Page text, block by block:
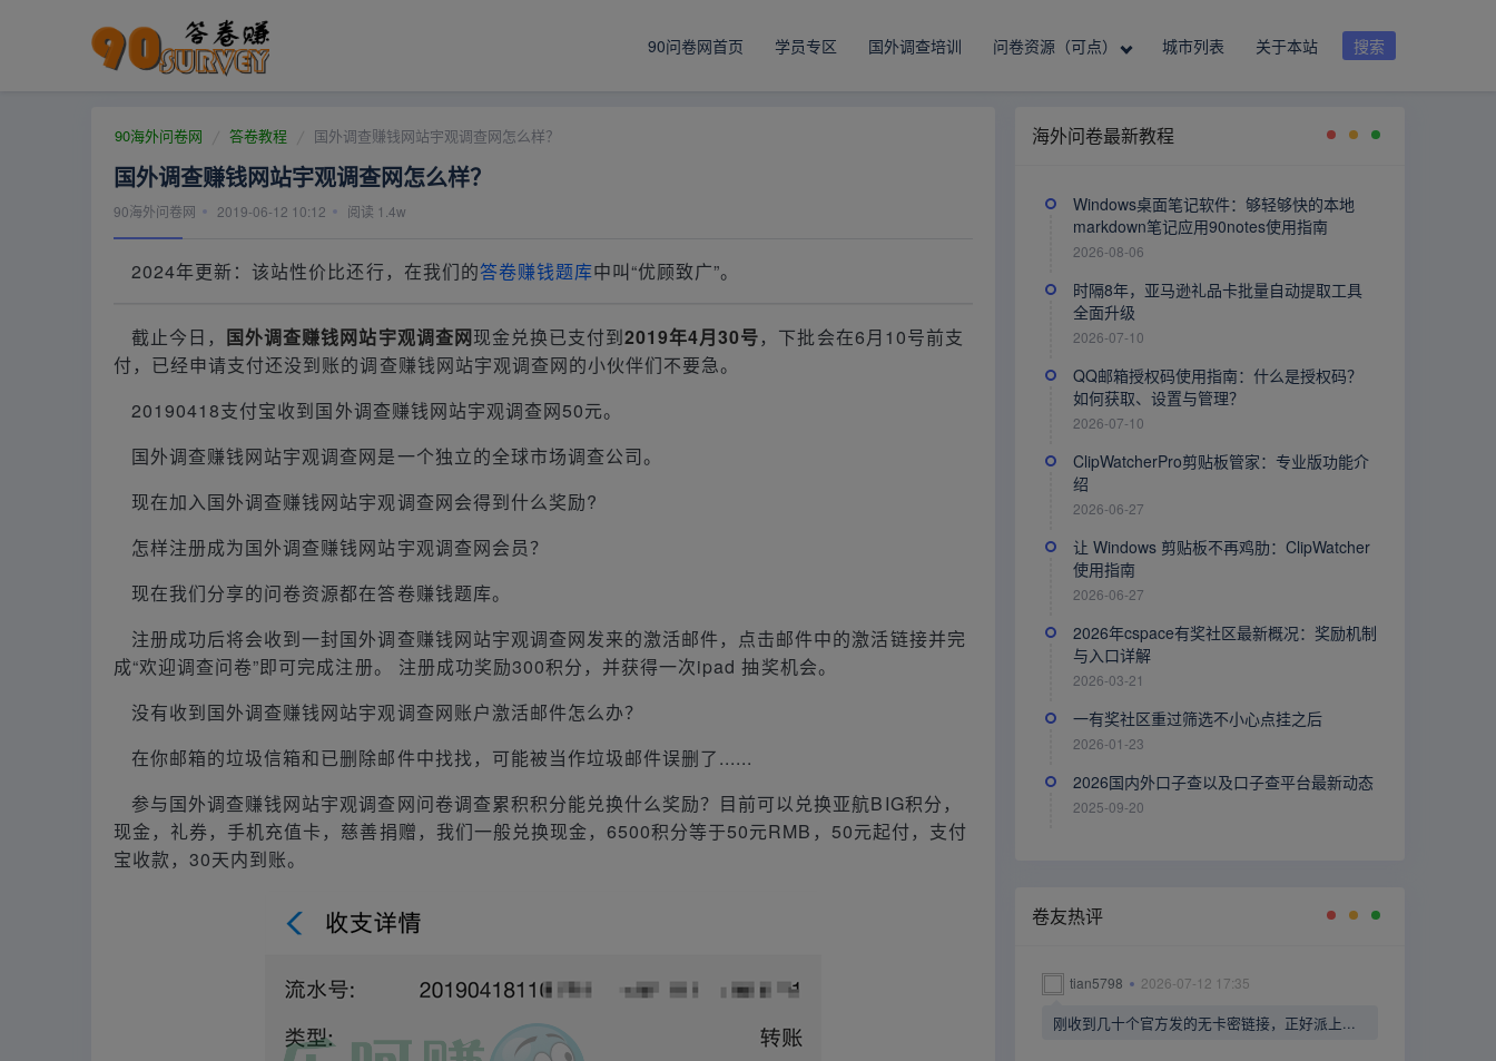
搜索
90问卷网首页 学员专区 国外调查培训 问卷资源（可点） 城市列表 关于本站
90海外问卷网 答卷教程 国外调查赚钱网站宇观调查网怎么样？
国外调查赚钱网站宇观调查网怎么样？
90海外问卷网 2019-06-12 10:12 阅读 1.4w
2024年更新：该站性价比还行，在我们的答卷赚钱题库中叫“优顾致广”。
截止今日， 国外调查赚钱网站宇观调查网现金兑换已支付到2019年4月30号，下批会在6月10号前支
付，已经申请支付还没到账的调查赚钱网站宇观调查网的小伙伴们不要急。
20190418支付宝收到国外调查赚钱网站宇观调查网50元。
国外调查赚钱网站宇观调查网是一个独立的全球市场调查公司。
现在加入国外调查赚钱网站宇观调查网会得到什么奖励?
怎样注册成为国外调查赚钱网站宇观调查网会员？
现在我们分享的问卷资源都在答卷赚钱题库。
注册成功后将会收到一封国外调查赚钱网站宇观调查网发来的激活邮件，点击邮件中的激活链接并完
成“欢迎调查问卷”即可完成注册。 注册成功奖励300积分，并获得一次ipad 抽奖机会。
没有收到国外调查赚钱网站宇观调查网账户激活邮件怎么办？
在你邮箱的垃圾信箱和已删除邮件中找找，可能被当作垃圾邮件误删了......
参与国外调查赚钱网站宇观调查网问卷调查累积积分能兑换什么奖励？目前可以兑换亚航BIG积分，
现金，礼券，手机充值卡，慈善捐赠，我们一般兑换现金，6500积分等于50元RMB，50元起付，支付
宝收款，30天内到账。
海外问卷最新教程
Windows桌面笔记软件：够轻够快的本地
markdown笔记应用90notes使用指南
2026-08-06
时隔8年，亚马逊礼品卡批量自动提取工具
全面升级
2026-07-10
QQ邮箱授权码使用指南：什么是授权码？
如何获取、设置与管理？
2026-07-10
ClipWatcherPro剪贴板管家：专业版功能介
绍
2026-06-27
让 Windows 剪贴板不再鸡肋：ClipWatcher
使用指南
2026-06-27
2026年cspace有奖社区最新概况：奖励机制
与入口详解
2026-03-21
一有奖社区重过筛选不小心点挂之后
2026-01-23
2026国内外口子查以及口子查平台最新动态
2025-09-20
卷友热评
tian5798 2026-07-12 17:35
刚收到几十个官方发的无卡密链接，正好派上...